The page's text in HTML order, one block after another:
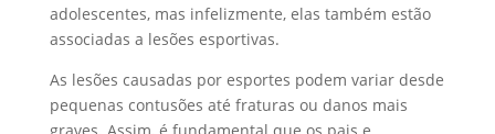
adolescentes, mas infelizmente, elas também estão
associadas a lesões esportivas.
As lesões causadas por esportes podem variar desde
pequenas contusões até fraturas ou danos mais